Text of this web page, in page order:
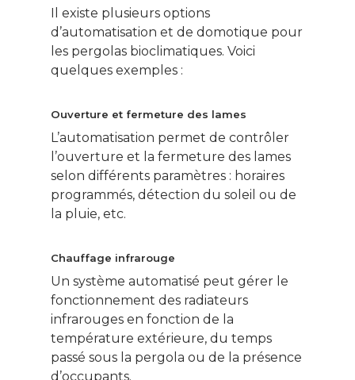
Il existe plusieurs options
d’automatisation et de domotique pour
les pergolas bioclimatiques. Voici
quelques exemples :
Ouverture et fermeture des lames
L’automatisation permet de contrôler
l’ouverture et la fermeture des lames
selon différents paramètres : horaires
programmés, détection du soleil ou de
la pluie, etc.
Chauffage infrarouge
Un système automatisé peut gérer le
fonctionnement des radiateurs
infrarouges en fonction de la
température extérieure, du temps
passé sous la pergola ou de la présence
d’occupants.